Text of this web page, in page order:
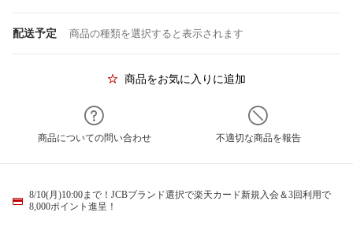
配送予定 商品の種類を選択すると表示されます
商品をお気に入りに追加
商品についての問い合わせ 不適切な商品を報告
8/10(月)10:00まで！JCBブランド選択で楽天カード新規入会＆3回利用で
8,000ポイント進呈！